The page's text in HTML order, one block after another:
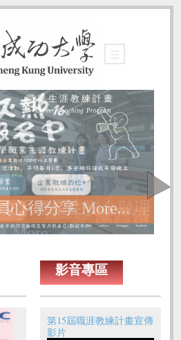
☰
職 業 生 涯 教 練 計 畫
Career Coaching Program
More...
心得分享More...
系畢業生變金融理
More...
More...
More...
More...
More...
More...
影音專區
第15屆職涯教練計畫宣傳
影片